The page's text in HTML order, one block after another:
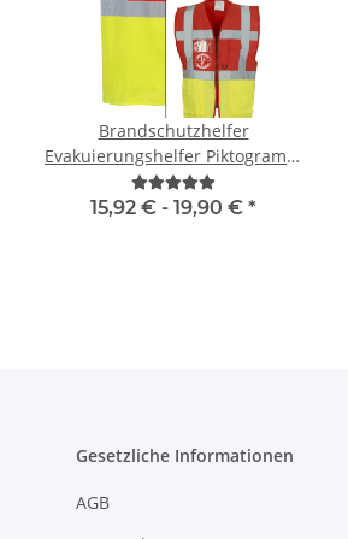
Brandschutzhelfer
Evakuierungshelfer Piktogramm
Executive Weste rot/gelb mit
vielen Taschen S-3XL
15,92 € - 19,90 € *
Gesetzliche Informationen
AGB